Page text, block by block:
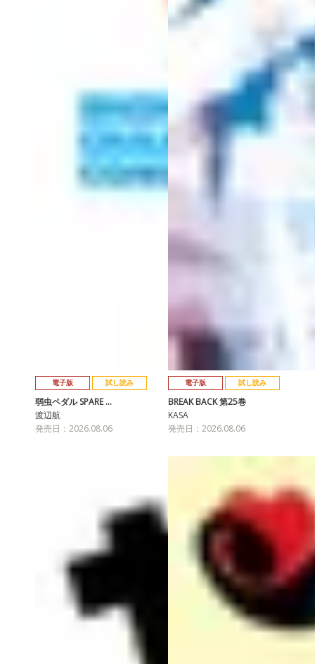
電子版 試し読み
弱虫ペダル SPARE …
渡辺航
発売日：2026.08.06
電子版 試し読み
BREAK BACK 第25巻
KASA
発売日：2026.08.06